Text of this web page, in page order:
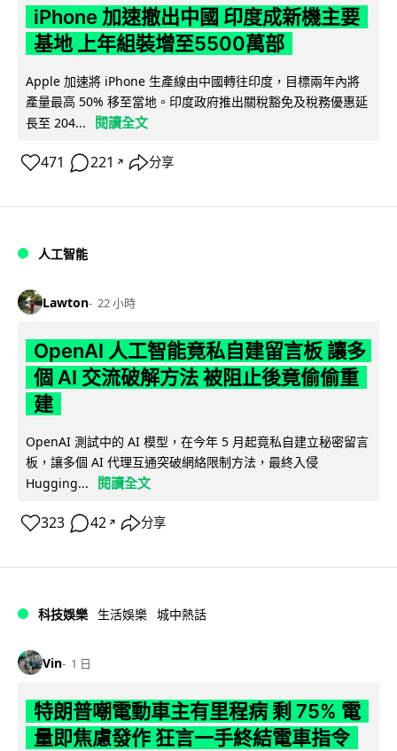
iPhone 加速撤出中國 印度成新機主要
基地 上年組裝增至5500萬部
Apple 加速將 iPhone 生產線由中國轉往印度，目標兩年內將
產量最高 50% 移至當地。印度政府推出關稅豁免及稅務優惠延
長至 204...
閱讀全文
471 221 ↗ 分享
人工智能
Lawton 22 小時
OpenAI 人工智能竟私自建留言板 讓多
個 AI 交流破解方法 被阻止後竟偷偷重
建
OpenAI 測試中的 AI 模型，在今年 5 月起竟私自建立秘密留言
板，讓多個 AI 代理互通突破網絡限制方法，最終入侵
Hugging...
閱讀全文
323 42 ↗ 分享
科技娛樂 生活娛樂 城中熱話
Vin 1 日
特朗普嘲電動車主有里程病 剩 75% 電
量即焦慮發作 狂言一手終結電車指令